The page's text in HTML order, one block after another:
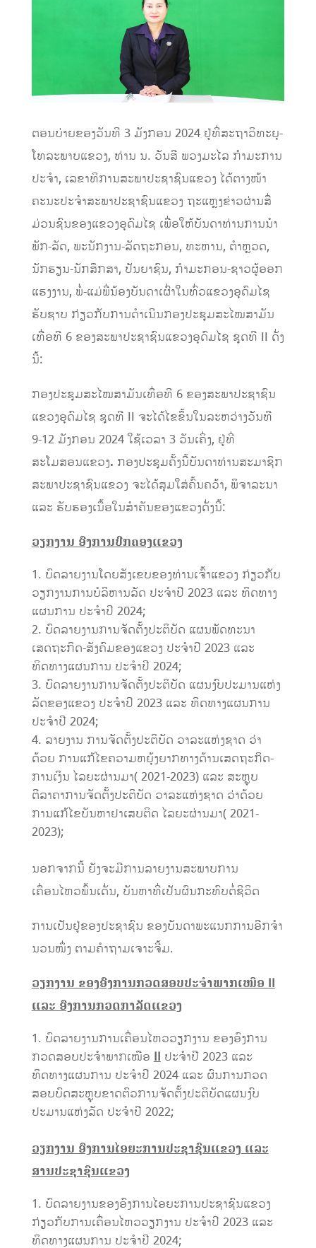
ຕອນບ່າຍຂອງວັນທີ 3 ມັງກອນ 2024 ຢູ່ທີ່ສະຖາວິທະຍຸ-
ໂທລະພາບແຂວງ, ທ່ານ ນ. ວັນສີ ພວງມະໄລ ກໍາມະການ
ປະຈໍາ, ເລຂາທິການສະພາປະຊາຊົນແຂວງ ໄດ້ຕາງໜ້າ
ຄະນະປະຈຳສະພາປະຊາຊົນແຂວງ ຖະແຫຼງຂ່າວຜ່ານສື່
ມ່ວນຊົນຂອງແຂວງອຸດົມໄຊ ເພື່ອໃຫ້ບັນດາທ່ານການນໍາ
ພັກ-ລັດ, ພະນັກງານ-ລັດຖະກອນ, ທະຫານ, ຕຳຫຼວດ,
ນັກຮຽນ-ນັກສຶກສາ, ປັນຍາຊົນ, ກຳມະກອນ-ຊາວຜູ້ອອກ
ແຮງງານ, ພໍ່-ແມ່ພີ່ນ້ອງບັນດາເຜົ່າໃນທົ່ວແຂວງອຸດົມໄຊ
ຮັບຊາບ ກ່ຽວກັບການດໍາເນີນກອງປະຊຸມສະໄໝສາມັນ
ເທື່ອທີ 6 ຂອງສະພາປະຊາຊົນແຂວງອຸດົມໄຊ ຊຸດທີ II ດັ່ງ
ນີ້:
ກອງປະຊຸມສະໄໝສາມັນເທື່ອທີ 6 ຂອງສະພາປະຊາຊົນ
ແຂວງອຸດົມໄຊ ຊຸດທີ II ຈະໄດ້ໄຂຂຶ້ນໃນລະຫວ່າງວັນທີ
9-12 ມັງກອນ 2024 ໃຊ້ເວລາ 3 ວັນເຄິ່ງ, ຢູ່ທີ່
ສະໂມສອນແຂວງ. ກອງປະຊຸມຄັ້ງນີ້ບັນດາທ່ານສະມາຊິກ
ສະພາປະຊາຊົນແຂວງ ຈະໄດ້ສຸມໃສ່ຄົ້ນຄວ້າ, ພິຈາລະນາ
ແລະ ຮັບຮອງເນື້ອໃນສໍາຄັນຂອງແຂວງດັ່ງນີ້:
ວຽກງານ ອົງການປົກຄອງແຂວງ
ບົດລາຍງານໂດຍສັງເຂບຂອງທ່ານເຈົ້າແຂວງ ກ່ຽວກັບ
ວຽກງານການບໍລິຫານລັດ ປະຈຳປີ 2023 ແລະ ທິດທາງ
ແຜນການ ປະຈໍາປີ 2024;
ບົດລາຍງານການຈັດຕັ້ງປະຕິບັດ ແຜນພັດທະນາ
ເສດຖະກິດ-ສັງຄົມຂອງແຂວງ ປະຈຳປີ 2023 ແລະ
ທິດທາງແຜນການ ປະຈໍາປີ 2024;
ບົດລາຍງານການຈັດຕັ້ງປະຕິບັດ ແຜນງົບປະມານແຫ່ງ
ລັດຂອງແຂວງ ປະຈຳປີ 2023 ແລະ ທິດທາງແຜນການ
ປະຈໍາປີ 2024;
ລາຍງານ ການຈັດຕັ້ງປະຕິບັດ ວາລະແຫ່ງຊາດ ວ່າ
ດ້ວຍ ການແກ້ໄຂຄວາມຫຍຸ້ງຍາກທາງດ້ານເສດຖະກິດ-
ການເງິນ ໄລຍະຜ່ານມາ( 2021-2023) ແລະ ສະຫຼຸບ
ຕີລາຄາການຈັດຕັ້ງປະຕິບັດ ວາລະແຫ່ງຊາດ ວ່າດ້ວຍ
ການແກ້ໄຂບັນຫາຢາເສບຕິດ ໄລຍະຜ່ານມາ( 2021-
2023);
ນອກຈາກນີ້ ຍັງຈະມີການລາຍງານສະພາບການ
ເຄື່ອນໄຫວພົ້ນເດັ່ນ, ບັນຫາທີ່ເປັນຜົນກະທົບຕໍ່ຊີວິດ
ການເປັນຢູ່ຂອງປະຊາຊົນ ຂອງບັນດາພະແນກການອີກຈໍາ
ນວນໜຶ່ງ ຕາມຄໍາຖາມເຈາະຈີ້ມ.
ວຽກງານ ຂອງອົງການກວດສອບປະຈໍາພາກເໜືອII
ແລະ ອົງການກວດກາລັດແຂວງ
ບົດລາຍງານການເຄື່ອນໄຫວວຽກງານ ຂອງອົງການ
ກວດສອບປະຈໍາພາກເໜືອIIປະຈໍາປີ 2023 ແລະ
ທິດທາງແຜນການ ປະຈໍາປີ 2024 ແລະ ຜົນການກວດ
ສອບບົດສະຫຼຸບຂາດຕົວການຈັດຕັ້ງປະຕິບັດແຜນງົບ
ປະມານແຫ່ງລັດ ປະຈໍາປີ 2022;
ວຽກງານ ອົງການໄອຍະການປະຊາຊົນແຂວງ ແລະ
ສານປະຊາຊົນແຂວງ
ບົດລາຍງານຂອງອົງການໄອຍະການປະຊາຊົນແຂວງ
ກ່ຽວກັບການເຄື່ອນໄຫວວຽກງານ ປະຈໍາປີ 2023 ແລະ
ທິດທາງແຜນການ ປະຈໍາປີ 2024;